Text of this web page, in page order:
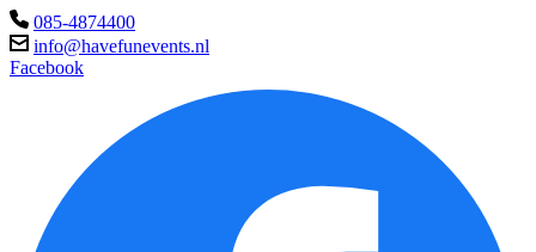
085-4874400
info@havefunevents.nl
Facebook